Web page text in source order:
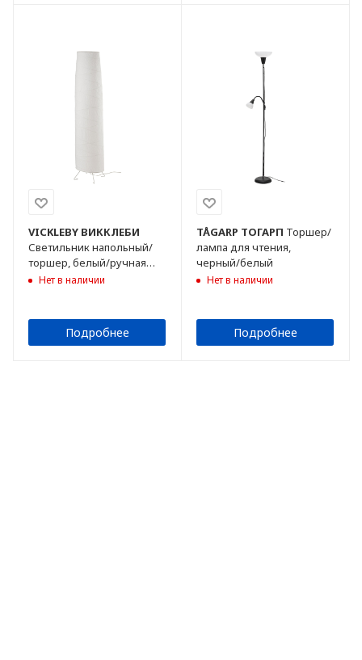
VICKLEBY ВИККЛЕБИ
Светильник напольный/
торшер, белый/ручная
работа, 136 см
Нет в наличии
Подробнее
TÅGARP ТОГАРП Торшер/
лампа для чтения,
черный/белый
Нет в наличии
Подробнее